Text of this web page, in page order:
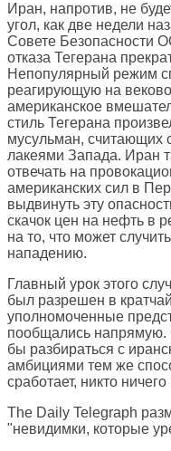
Иран, напротив, не
угол, как две недели
Совете Безопасности
отказа Тегерана
Непопулярный режим
реагирующую на
американское
стиль Тегерана
мусульман, считающих
лакеями Запада. Иран
отвечать на
американских сил в
выдвинуть эту
скачок цен на нефть в
на то, что может
нападению.
Главный урок этого
был разрешен в
уполномоченные
пообщались
бы разбираться с
амбициями тем же
сработает, никто
The Daily Telegraph
"невидимки, которые